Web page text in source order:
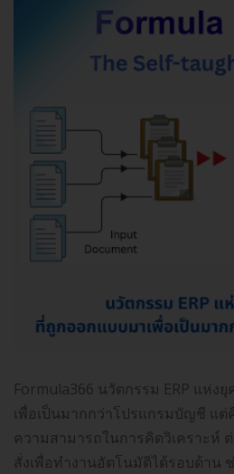
Formula366 นวัตกรรม ERP แห่ง
เพื่อเป็นมากกว่าโปรแกรมบัญชี แต่
ความสามารถในการคิดวิเคราะห์
สั่งเพื่อทำงานอัตโนมัติได้รอบด้าน